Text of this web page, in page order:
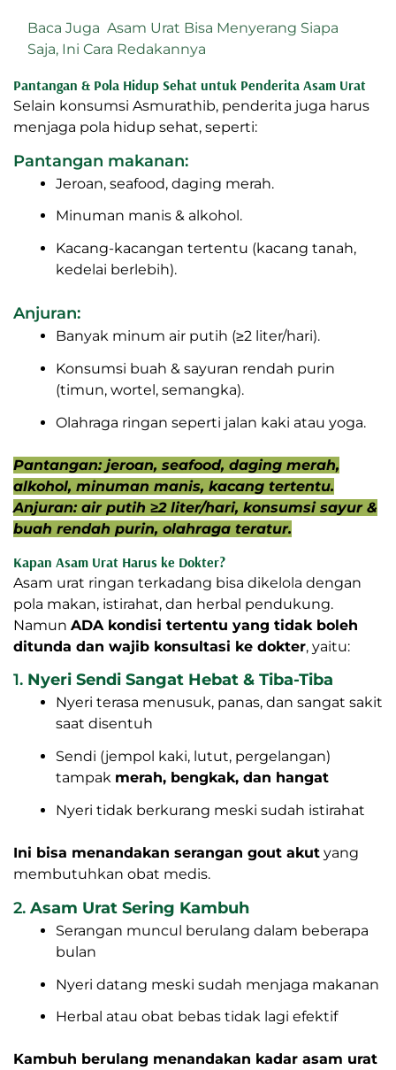
Baca Juga Asam Urat Bisa Menyerang Siapa
Saja, Ini Cara Redakannya
Pantangan & Pola Hidup Sehat untuk Penderita Asam Urat
Selain konsumsi Asmurathib, penderita juga harus
menjaga pola hidup sehat, seperti:
Pantangan makanan:
Jeroan, seafood, daging merah.
Minuman manis & alkohol.
Kacang-kacangan tertentu (kacang tanah,
kedelai berlebih).
Anjuran:
Banyak minum air putih (≥2 liter/hari).
Konsumsi buah & sayuran rendah purin
(timun, wortel, semangka).
Olahraga ringan seperti jalan kaki atau yoga.
Pantangan: jeroan, seafood, daging merah,
alkohol, minuman manis, kacang tertentu.
Anjuran: air putih ≥2 liter/hari, konsumsi sayur &
buah rendah purin, olahraga teratur.
Kapan Asam Urat Harus ke Dokter?
Asam urat ringan terkadang bisa dikelola dengan
pola makan, istirahat, dan herbal pendukung.
Namun ADA kondisi tertentu yang tidak boleh
ditunda dan wajib konsultasi ke dokter, yaitu:
1. Nyeri Sendi Sangat Hebat & Tiba-Tiba
Nyeri terasa menusuk, panas, dan sangat sakit
saat disentuh
Sendi (jempol kaki, lutut, pergelangan)
tampak merah, bengkak, dan hangat
Nyeri tidak berkurang meski sudah istirahat
Ini bisa menandakan serangan gout akut yang
membutuhkan obat medis.
2. Asam Urat Sering Kambuh
Serangan muncul berulang dalam beberapa
bulan
Nyeri datang meski sudah menjaga makanan
Herbal atau obat bebas tidak lagi efektif
Kambuh berulang menandakan kadar asam urat